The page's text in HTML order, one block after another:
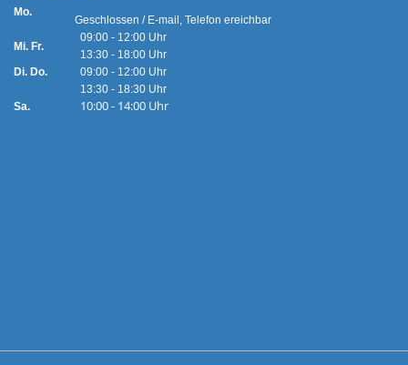
Mo.
Mi. Fr.
Geschlossen / E-mail, Telefon ereichbar
09:00 - 12:00 Uhr
13:30 - 18:00 Uhr
Di. Do.
Sa.
09:00 - 12:00 Uhr
13:30 - 18:30 Uhr
10:00 - 14:00 Uhr